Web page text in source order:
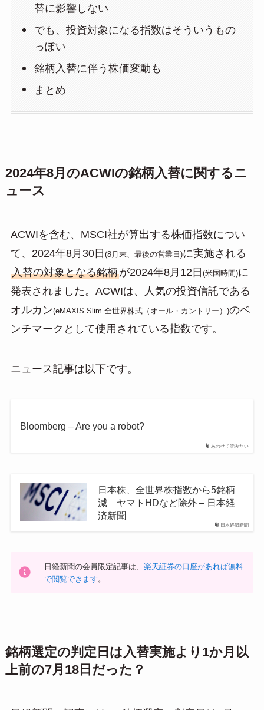
替に影響しない
でも、投資対象になる指数はそういうもの
っぽい
銘柄入替に伴う株価変動も
まとめ
2024年8月のACWIの銘柄入替に関するニ
ュース
ACWIを含む、MSCI社が算出する株価指数につい
て、2024年8月30日 (8月末、最後の営業日)に実施される
入替の対象となる銘柄が2024年8月12日 (米国時間)に
発表されました。ACWIは、人気の投資信託である
オルカン(eMAXIS Slim 全世界株式（オール・カントリー）)のベ
ンチマークとして使用されている指数です。
ニュース記事は以下です。
あわせて読みたい
Bloomberg – Are you a robot?
日本経済新聞
日本株、全世界株指数から5銘柄
減 ヤマトHDなど除外 – 日本経
済新聞
日経新聞の会員限定記事は、楽天証券の口座があれば無料
で閲覧できます 。
銘柄選定の判定日は入替実施より1か月以
上前の7月18日だった？